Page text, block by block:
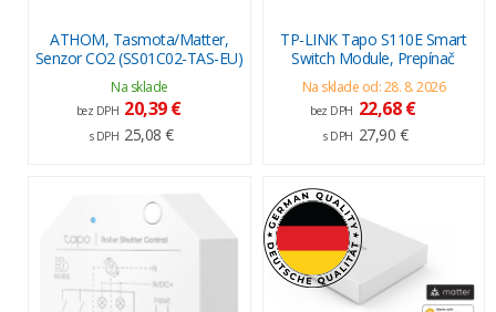
ATHOM, Tasmota/Matter,
Senzor CO2 (SS01C02-TAS-EU)
Na sklade
bez DPH 20,39 €
s DPH 25,08 €
TP-LINK Tapo S110E Smart
Switch Module, Prepínač
Na sklade od: 28. 8. 2026
bez DPH 22,68 €
s DPH 27,90 €